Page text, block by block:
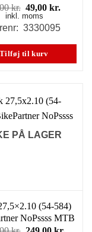
kr. Den
oprindelige
pris
99,00 kr..
49,00kr.
pris
49,00
inkl. moms
3330095
Tilføj til kurv
PÅ LAGER
(54-584)
NoPssss MTB